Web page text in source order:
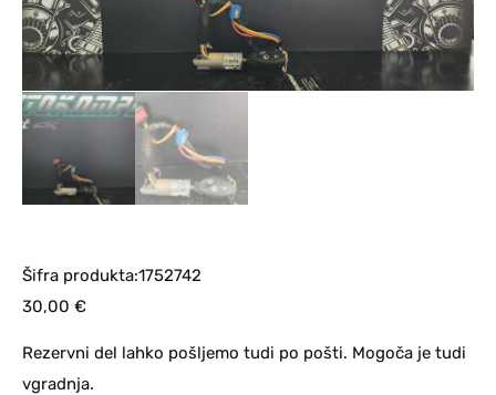
Šifra produkta:1752742
30,00 €
Rezervni del lahko pošljemo tudi po pošti. Mogoča je tudi
vgradnja.